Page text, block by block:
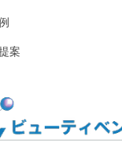
案